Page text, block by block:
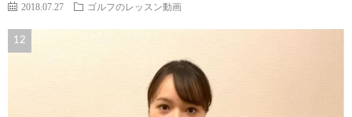
2018.07.27 ゴルフのレッスン動画